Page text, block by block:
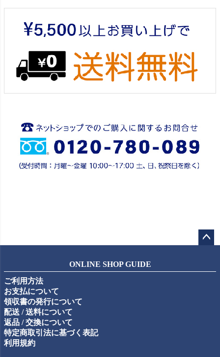
ップ
ONLINE SHOP GUIDE
ご利用方法
お支払について
領収書の発行について
配送 / 送料について
返品 / 交換について
特定商取引法に基づく表記
利用規約